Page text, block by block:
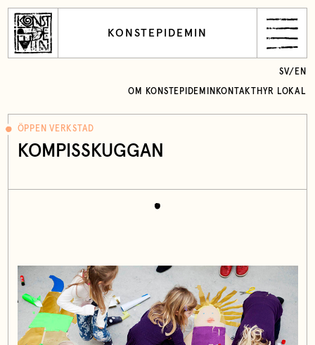
KONSTEPIDEMIN
OM KONSTEPIDEMIN KONTAKT HYR LOKAL
SV/ EN
ÖPPEN VERKSTAD
KOMPISSKUGGAN